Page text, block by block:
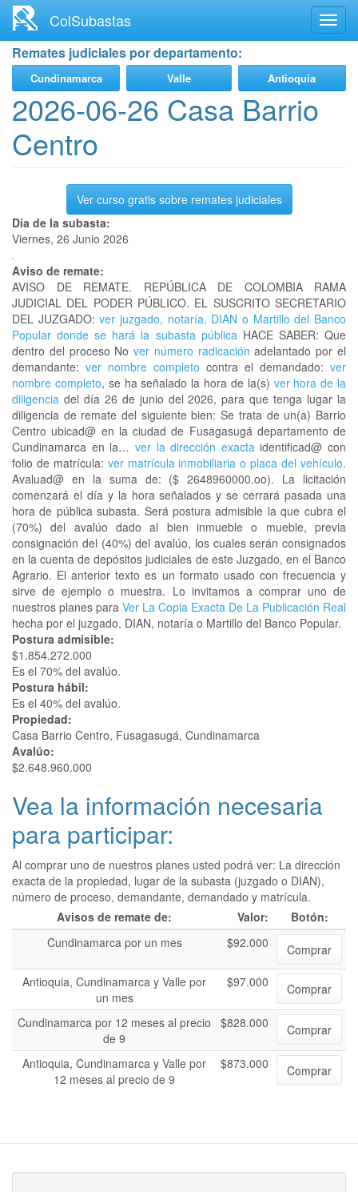
contenido
principal
ColSubastas
Remates judiciales por departamento:
Cundinamarca Valle Antioquia
2026-06-26 Casa Barrio
Centro
Ver curso gratis sobre remates judiciales
Día de la subasta:
Viernes, 26 Junio 2026
Aviso de remate:
AVISO DE REMATE. REPÚBLICA DE COLOMBIA RAMA
JUDICIAL DEL PODER PÚBLICO. EL SUSCRITO SECRETARIO
DEL JUZGADO: ver juzgado, notaría, DIAN o Martillo del Banco
Popular donde se hará la subasta públicaHACE SABER: Que
dentro del proceso Nover número radicación adelantado por el
demandante: ver nombre completo contra el demandado: ver
nombre completo, se ha señalado la hora de la(s) ver hora de la
diligencia del día 26 de junio del 2026, para que tenga lugar la
diligencia de remate del siguiente bien: Se trata de un(a) Barrio
Centro ubicad@ en la ciudad de Fusagasugá departamento de
Cundinamarca en la… ver la dirección exactaidentificad@ con
folio de matrícula: ver matrícula inmobiliaria o placa del vehículo.
Avaluad@ en la suma de: ($ 2648960000.oo). La licitación
comenzará el día y la hora señalados y se cerrará pasada una
hora de pública subasta. Será postura admisible la que cubra el
(70%) del avalúo dado al bien inmueble o mueble, previa
consignación del (40%) del avalúo, los cuales serán consignados
en la cuenta de depósitos judiciales de este Juzgado, en el Banco
Agrario. El anterior texto es un formato usado con frecuencia y
sirve de ejemplo o muestra. Lo invitamos a comprar uno de
nuestros planes para Ver La Copia Exacta De La Publicación Real
hecha por el juzgado, DIAN, notaría o Martillo del Banco Popular.
Postura admisible:
$1.854.272.000
Es el 70% del avalúo.
Postura hábil:
Es el 40% del avalúo.
Propiedad:
Casa Barrio Centro, Fusagasugá, Cundinamarca
Avalúo:
$2.648.960.000
Vea la información necesaria
para participar:
Al comprar uno de nuestros planes usted podrá ver: La dirección
exacta de la propiedad, lugar de la subasta (juzgado o DIAN),
número de proceso, demandante, demandado y matrícula.
Avisos de remate de:
Valor:
Botón:
Cundinamarca por un mes
$92.000
Comprar
Antioquia, Cundinamarca y Valle por
un mes
$97.000 Comprar
Cundinamarca por 12 meses al precio
de 9
$828.000 Comprar
Antioquia, Cundinamarca y Valle por
12 meses al precio de 9
$873.000 Comprar